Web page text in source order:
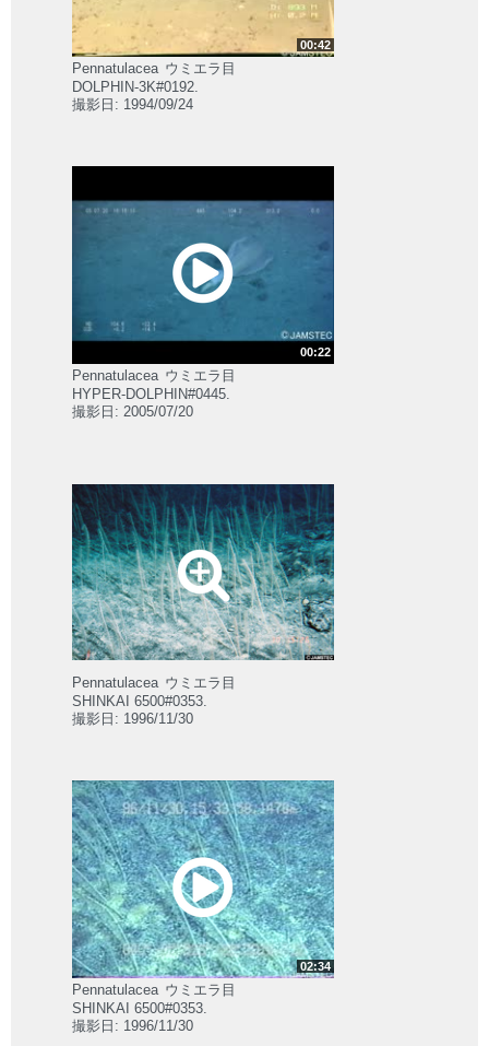
00:42
Pennatulacea ウミエラ目
DOLPHIN-3K#0192.
撮影日: 1994/09/24
00:22
Pennatulacea ウミエラ目
HYPER-DOLPHIN#0445.
撮影日: 2005/07/20
Pennatulacea ウミエラ目
SHINKAI 6500#0353.
撮影日: 1996/11/30
02:34
Pennatulacea ウミエラ目
SHINKAI 6500#0353.
撮影日: 1996/11/30